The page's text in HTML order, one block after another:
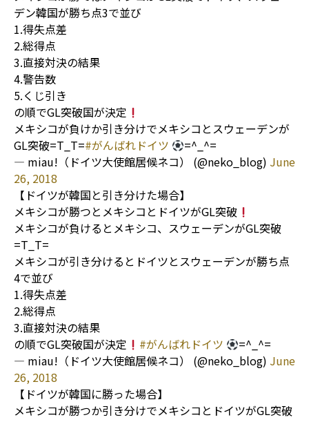
デン韓国が勝ち点3で並び
1.得失点差
2.総得点
3.直接対決の結果
4.警告数
5.くじ引き
の順でGL突破国が決定
メキシコが負けか引き分けでメキシコとスウェーデンが
GL突破=T_T=#がんばれドイツ
=^_^=
— miau!（ドイツ大使館居候ネコ） (@neko_blog) June
26, 2018
【ドイツが韓国と引き分けた場合】
メキシコが勝つとメキシコとドイツがGL突破
メキシコが負けるとメキシコ、スウェーデンがGL突破
=T_T=
メキシコが引き分けるとドイツとスウェーデンが勝ち点
4で並び
1.得失点差
2.総得点
3.直接対決の結果
の順でGL突破国が決定
#がんばれドイツ
=^_^=
— miau!（ドイツ大使館居候ネコ） (@neko_blog) June
26, 2018
【ドイツが韓国に勝った場合】
メキシコが勝つか引き分けでメキシコとドイツがGL突破